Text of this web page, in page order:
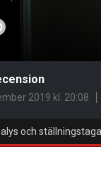
2019 kl. 20:08
och